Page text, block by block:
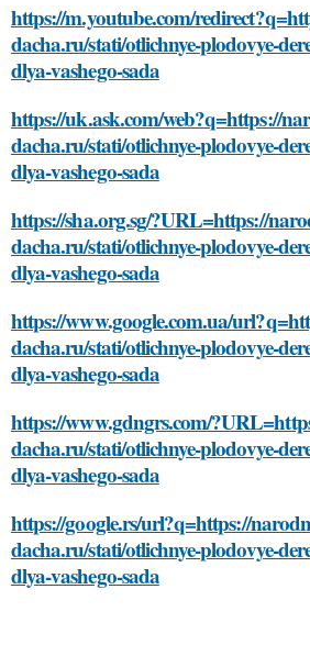
https://m.youtube.com/
dacha.ru/stati/otlichnye-plodovye-
dlya-vashego-sada
https://uk.ask.com/web?q=https://
dacha.ru/stati/otlichnye-plodovye-
dlya-vashego-sada
https://sha.org.sg/?URL=https://
dacha.ru/stati/otlichnye-plodovye-
dlya-vashego-sada
https://www.google.com.ua/
dacha.ru/stati/otlichnye-plodovye-
dlya-vashego-sada
https://www.gdngrs.com/
dacha.ru/stati/otlichnye-plodovye-
dlya-vashego-sada
https://google.rs/url?q=https://
dacha.ru/stati/otlichnye-plodovye-
dlya-vashego-sada